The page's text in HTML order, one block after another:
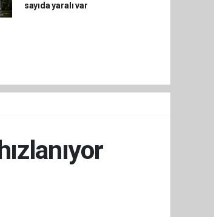
sayıda yaralı var